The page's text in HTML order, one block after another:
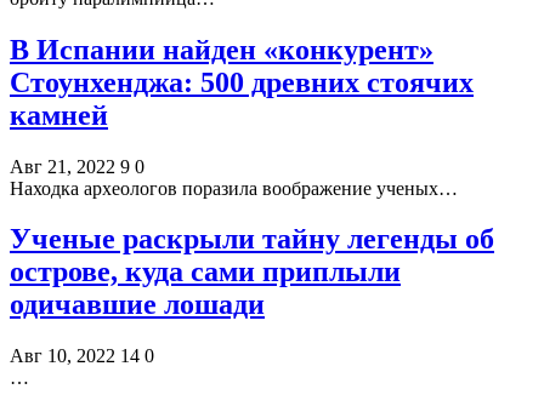
В Испании найден «конкурент»
Стоунхенджа: 500 древних стоячих
камней
Авг 21, 2022 9 0
Находка археологов поразила воображение ученых…
Ученые раскрыли тайну легенды об
острове, куда сами приплыли
одичавшие лошади
Авг 10, 2022 14 0
…